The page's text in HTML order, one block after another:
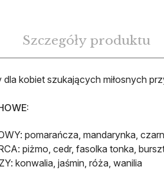
Szczegóły produktu
dla kobiet szukających miłosnych
pomarańcza, mandarynka,
piżmo, cedr, fasolka tonka,
konwalia, jaśmin, róża, wanilia